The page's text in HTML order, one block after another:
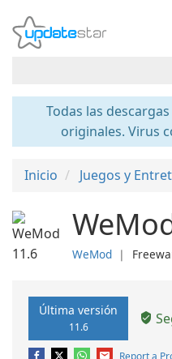
Todas las
originales. Virus
Inicio Juegos y
WeMod ❘
Última versión
11.6
Report a